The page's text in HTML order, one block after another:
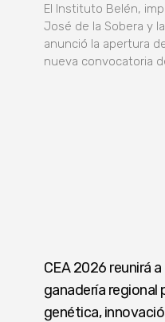
El Instituto Belén,
José de la Sobera y
anunció la apertura
nueva convocatoria
CEA 2026 reunirá
ganadería regional
genética,